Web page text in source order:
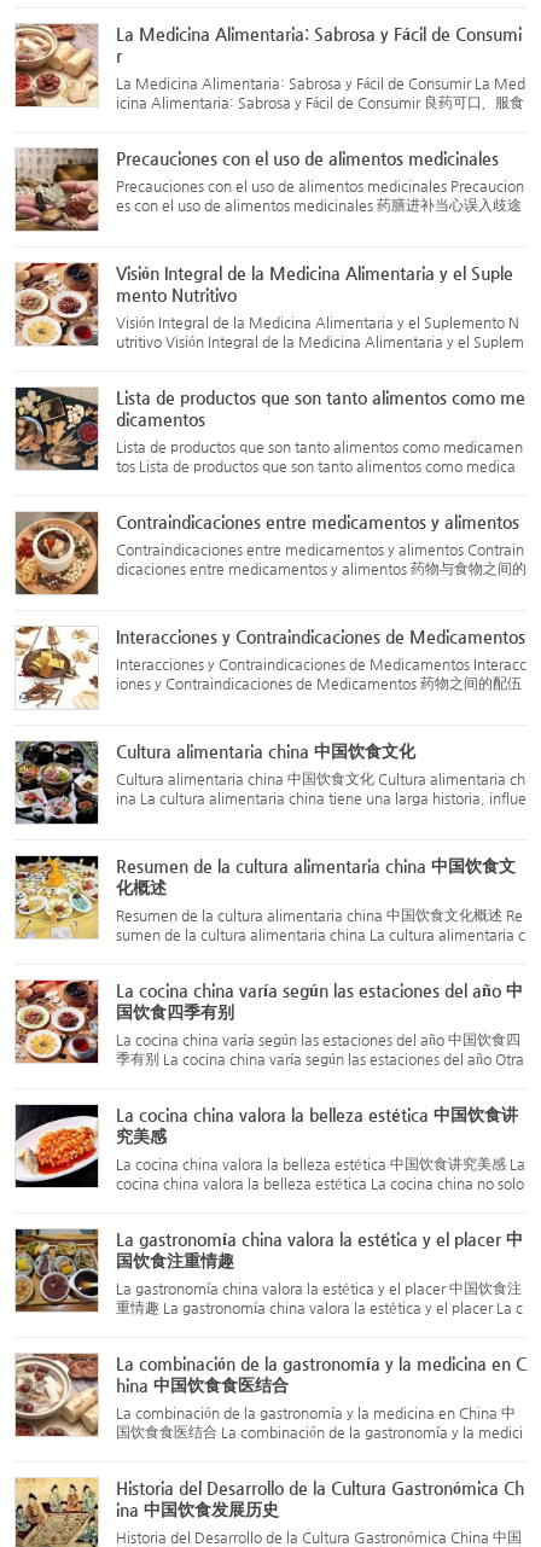
La Medicina Alimentaria: Sabrosa y Fácil de Consumi
r
La Medicina Alimentaria: Sabrosa y Fácil de Consumir La Med
icina Alimentaria: Sabrosa y Fácil de Consumir 良药可口，服食
s...
Precauciones con el uso de alimentos medicinales
Precauciones con el uso de alimentos medicinales Precaucion
es con el uso de alimentos medicinales 药膳进补当心误入歧途
l...
Visión Integral de la Medicina Alimentaria y el Suple
mento Nutritivo
Visión Integral de la Medicina Alimentaria y el Suplemento N
utritivo Visión Integral de la Medicina Alimentaria y el Suplem
Lista de productos que son tanto alimentos como me
dicamentos
Lista de productos que son tanto alimentos como medicamen
tos Lista de productos que son tanto alimentos como medica
tos como med...
Contraindicaciones entre medicamentos y alimentos
Contraindicaciones entre medicamentos y alimentos Contrain
dicaciones entre medicamentos y alimentos 药物与食物之间的
Platyco...
Interacciones y Contraindicaciones de Medicamentos
Interacciones y Contraindicaciones de Medicamentos Interacc
iones y Contraindicaciones de Medicamentos 药物之间的配伍
as"...
Cultura alimentaria china 中国饮食文化
Cultura alimentaria china 中国饮食文化 Cultura alimentaria ch
ina La cultura alimentaria china tiene una larga historia, influe
Resumen de la cultura alimentaria china 中国饮食文
化概述
Resumen de la cultura alimentaria china 中国饮食文化概述 Re
sumen de la cultura alimentaria china La cultura alimentaria c
La cocina china varía según las estaciones del año 中
国饮食四季有别
La cocina china varía según las estaciones del año 中国饮食四
季有别 La cocina china varía según las estaciones del año Otra
La cocina china valora la belleza estética 中国饮食讲
究美感
La cocina china valora la belleza estética 中国饮食讲究美感 La
cocina china valora la belleza estética La cocina china no solo
La gastronomía china valora la estética y el placer 中
国饮食注重情趣
La gastronomía china valora la estética y el placer 中国饮食注
重情趣 La gastronomía china valora la estética y el placer La c
La combinación de la gastronomía y la medicina en C
hina 中国饮食食医结合
La combinación de la gastronomía y la medicina en China 中
国饮食食医结合 La combinación de la gastronomía y la medici
s, ...
Historia del Desarrollo de la Cultura Gastronómica Ch
ina 中国饮食发展历史
Historia del Desarrollo de la Cultura Gastronómica China 中国